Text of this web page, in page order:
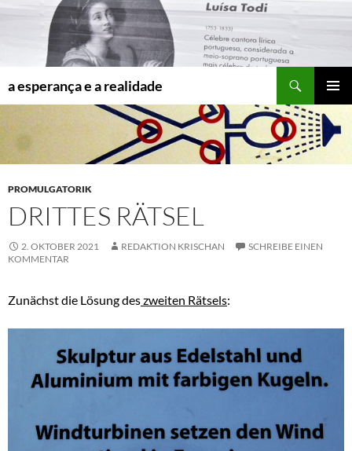
a esperança e a realidade
MENÜ
PROMULGATORIK
DRITTES RÄTSEL
2. OKTOBER 2021 REDAKTION KRISCHAN
SCHREIBE EINEN
KOMMENTAR
Zunächst die Lösung deszweiten Rätsels: